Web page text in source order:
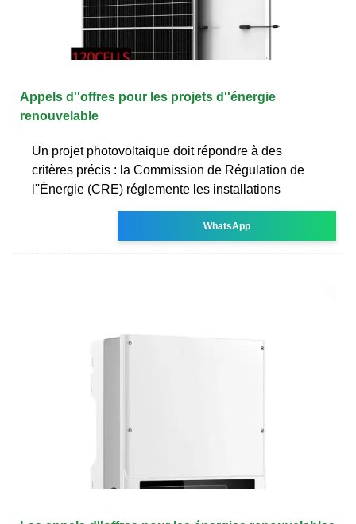
Appels d''offres pour les projets d''énergie
renouvelable
Un projet photovoltaique doit répondre à des
critères précis : la Commission de Régulation de
l''Énergie (CRE) réglemente les installations
WhatsApp